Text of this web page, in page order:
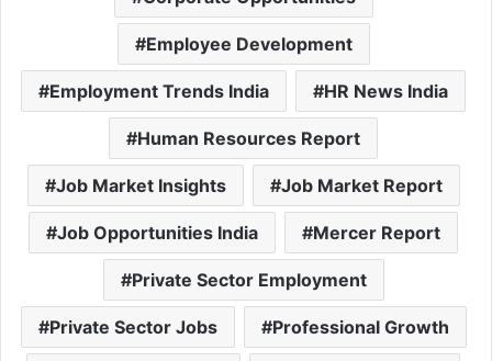
Employee Development
Employment Trends India HR News India
Human Resources Report
Job Market Insights Job Market Report
Job Opportunities India Mercer Report
Private Sector Employment
Private Sector Jobs Professional Growth